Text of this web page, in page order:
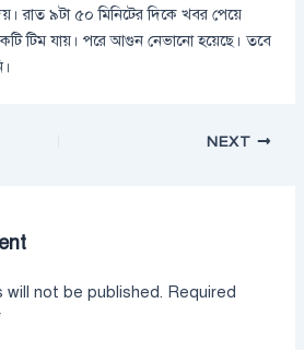
রাত ৯টা ৫০ মিনিটের দিকে খবর পেয়ে
টিম যায়। পরে আগুন নেভানো হয়েছে। তবে
NEXT
will not be published. Required